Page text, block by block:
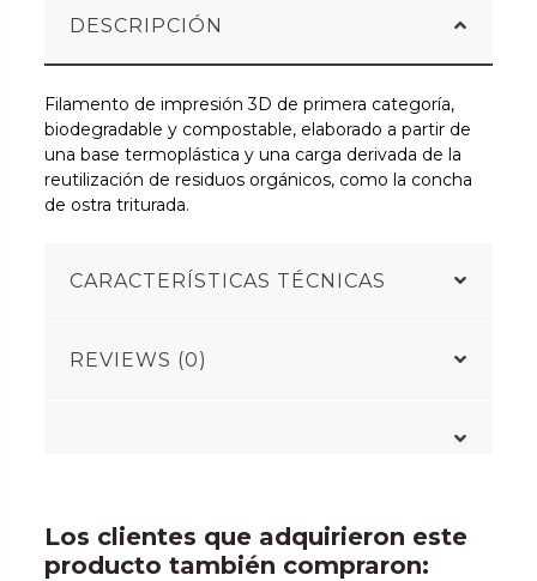
DESCRIPCIÓN
Filamento de impresión 3D de primera categoría,
biodegradable y compostable, elaborado a partir de
una base termoplástica y una carga derivada de la
reutilización de residuos orgánicos, como la concha
de ostra triturada.
CARACTERÍSTICAS TÉCNICAS
REVIEWS (0)
Los clientes que adquirieron este
producto también compraron: